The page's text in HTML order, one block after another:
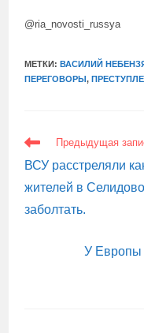
@ria_novosti_russya
МЕТКИ:ВАСИЛИЙ
ПЕРЕГОВОРЫ,
ЕЩЕ
СТАТЬИ
Предыдущая
ВСУ расстреляли
жителей в
заболтать.
У Европы